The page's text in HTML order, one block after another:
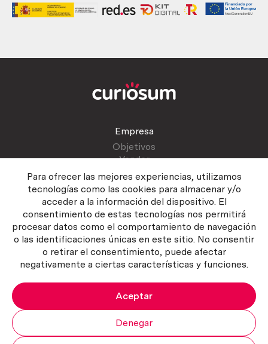
Para ofrecer las mejores experiencias, utilizamos
tecnologías como las cookies para almacenar y/o
acceder a la información del dispositivo. El
consentimiento de estas tecnologías nos permitirá
procesar datos como el comportamiento de navegación
o las identificaciones únicas en este sitio. No consentir
o retirar el consentimiento, puede afectar
negativamente a ciertas características y funciones.
Aceptar
Denegar
Empresa
Objetivos
Vender
Atención al cliente
Contactar
Manual del vendedor
Política del servicio
Política de Cookies
Copyright ©2026 Curiosum S.L. Todos los derechos reservados.